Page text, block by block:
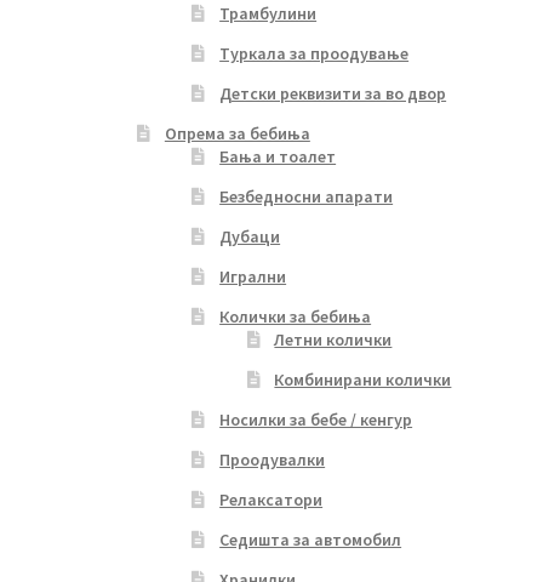
Трамбулини
Туркала за проодување
Детски реквизити за во двор
Опрема за бебиња
Бања и тоалет
Безбедносни апарати
Дубаци
Игрални
Колички за бебиња
Летни колички
Комбинирани колички
Носилки за бебе / кенгур
Проодувалки
Релаксатори
Седишта за автомобил